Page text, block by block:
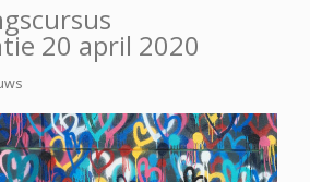
20 april 2020